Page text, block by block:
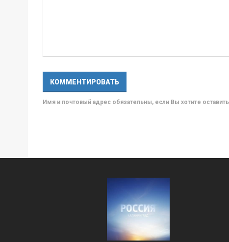
Имя и почтовый адрес обязательны, если Вы хотите